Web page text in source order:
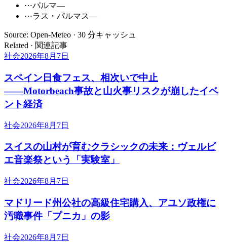
⋯パルマ—
⋯ラス・パルマス—
Source: Open-Meteo · 30 分キャッシュ
Related · 関連記事
社会2026年8月7日
スペイン日食フェス、相次いで中止
――Motorbeach事故と山火事リスクが崩したイベ
ント経済
社会2026年8月7日
スイスの山村が育むクラシックの未来：ヴェルビ
エ音楽祭という「実験室」
社会2026年8月7日
マドリード州公社の高級住宅購入、アユソ政権に
汚職事件「プニカ」の影
社会2026年8月7日